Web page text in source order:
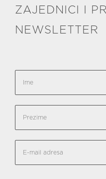
ZAJEDNICI I
NEWSLETTER